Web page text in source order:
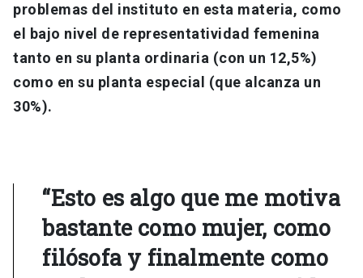
problemas del instituto en esta materia, como
el bajo nivel de representatividad femenina
tanto en su planta ordinaria (con un 12,5%)
como en su planta especial (que alcanza un
30%).
“Esto es algo que me motiva
bastante como mujer, como
filósofa y finalmente como